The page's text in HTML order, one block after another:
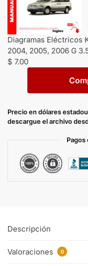
Diagramas Eléctricos
2004, 2005, 2006 G
$ 7.00
Precio en dólares
descargue el archivo
Descripción
Valoraciones 0